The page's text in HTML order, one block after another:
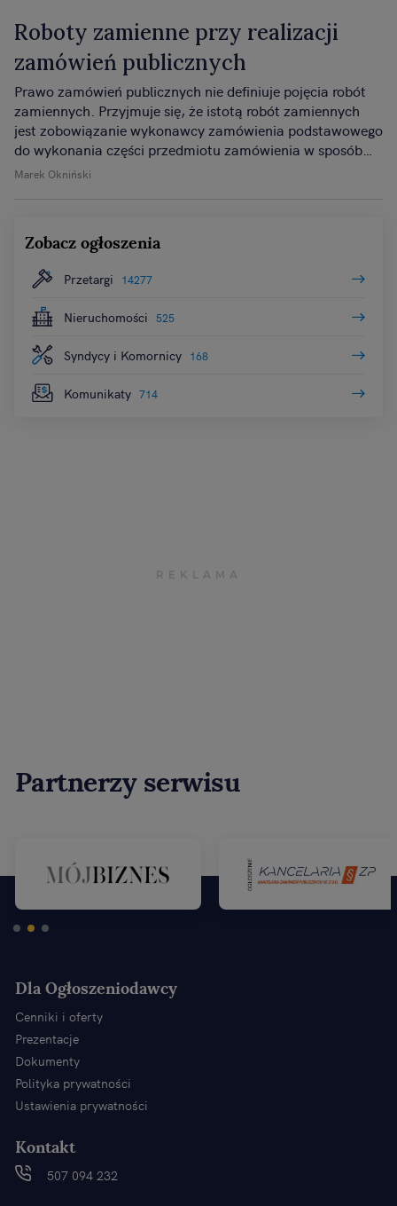
Roboty zamienne przy realizacji
zamówień publicznych
Marek Okniński
Prawo zamówień publicznych nie definiuje pojęcia robót
zamiennych. Przyjmuje się, że istotą robót zamiennych
jest zobowiązanie wykonawcy zamówienia podstawowego
do wykonania części przedmiotu zamówienia w sposób
odmienny od określonego w umowie, przy czym nie
Zobacz ogłoszenia
Przetargi 14277
Nieruchomości 525
Syndycy i Komornicy 168
Komunikaty 714
Partnerzy serwisu
Dla Ogłoszeniodawcy
Cenniki i oferty
Prezentacje
Dokumenty
Polityka prywatności
Ustawienia prywatności
Kontakt
507 094 232